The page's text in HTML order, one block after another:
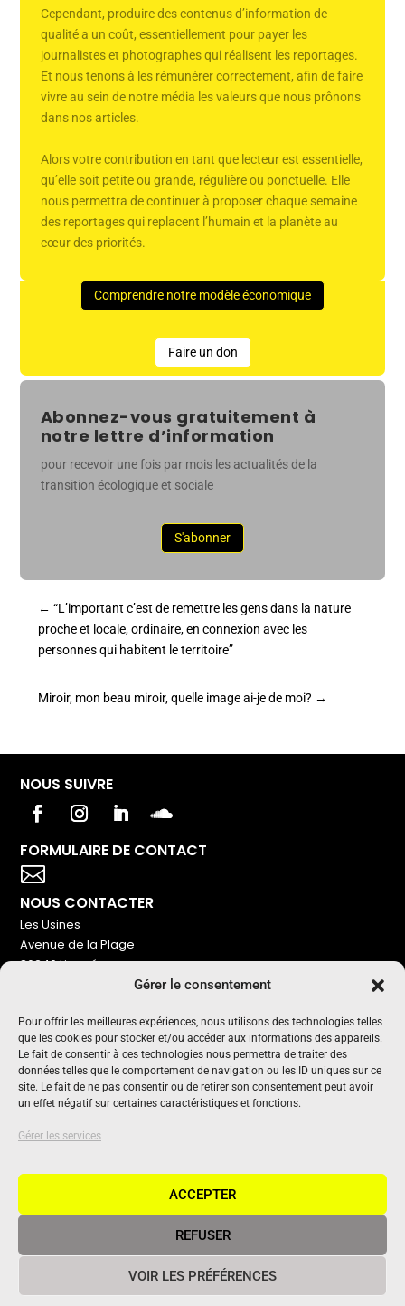
Gérer le consentement
Pour offrir les meilleures expériences, nous utilisons des technologies telles
que les cookies pour stocker et/ou accéder aux informations des appareils.
Le fait de consentir à ces technologies nous permettra de traiter des
données telles que le comportement de navigation ou les ID uniques sur ce
site. Le fait de ne pas consentir ou de retirer son consentement peut avoir
un effet négatif sur certaines caractéristiques et fonctions.
Gérer les services
ACCEPTER
REFUSER
VOIR LES PRÉFÉRENCES
Cependant, produire des contenus d’information de
qualité a un coût, essentiellement pour payer les
journalistes et photographes qui réalisent les reportages.
Et nous tenons à les rémunérer correctement, afin de faire
vivre au sein de notre média les valeurs que nous prônons
dans nos articles.
Alors votre contribution en tant que lecteur est essentielle,
qu’elle soit petite ou grande, régulière ou ponctuelle. Elle
nous permettra de continuer à proposer chaque semaine
des reportages qui replacent l’humain et la planète au
cœur des priorités.
Comprendre notre modèle économique
Faire un don
Abonnez-vous gratuitement à
notre lettre d’information
pour recevoir une fois par mois les actualités de la
transition écologique et sociale
S'abonner
←“L’important c’est de remettre les gens dans la nature
proche et locale, ordinaire, en connexion avec les
personnes qui habitent le territoire”
Miroir, mon beau miroir, quelle image ai-je de moi? →
NOUS SUIVRE
FORMULAIRE DE CONTACT

NOUS CONTACTER
Les Usines
Avenue de la Plage
86240 Ligugé
NOUS SOUTENIR
Pour maintenir un média indépendant, gratuit et sans
publicité
Oui !
© 2020 Vivant Communication • Tous droits réservés •